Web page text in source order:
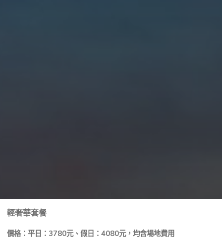
輕奢華套餐
價格：平日：3780元、假日：4080元，均含場地費用